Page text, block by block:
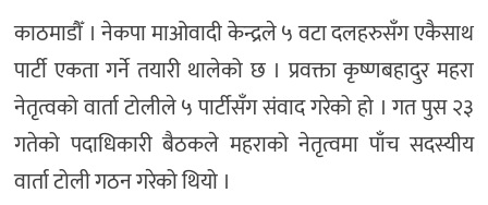
काठमाडौँ । नेकपा माओवादी केन्द्रले ५ वटा दलहरुसँग एकैसाथ
पार्टी एकता गर्ने तयारी थालेको छ । प्रवक्ता कृष्णबहादुर महरा
नेतृत्वको वार्ता टोलीले ५ पार्टीसँग संवाद गरेको हो । गत पुस २३
गतेको पदाधिकारी बैठकले महराको नेतृत्वमा पाँच सदस्यीय
वार्ता टोली गठन गरेको थियो ।